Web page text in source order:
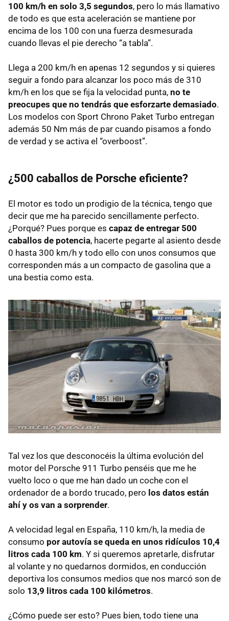
100 km/h en solo 3,5 segundos, pero lo más llamativo
de todo es que esta aceleración se mantiene por
encima de los 100 con una fuerza desmesurada
cuando llevas el pie derecho “a tabla”.
Llega a 200 km/h en apenas 12 segundos y si quieres
seguir a fondo para alcanzar los poco más de 310
km/h en los que se fija la velocidad punta, no te
preocupes que no tendrás que esforzarte demasiado.
Los modelos con Sport Chrono Paket Turbo entregan
además 50 Nm más de par cuando pisamos a fondo
de verdad y se activa el “overboost”.
¿500 caballos de Porsche eficiente?
El motor es todo un prodigio de la técnica, tengo que
decir que me ha parecido sencillamente perfecto.
¿Porqué? Pues porque es capaz de entregar 500
caballos de potencia, hacerte pegarte al asiento desde
0 hasta 300 km/h y todo ello con unos consumos que
corresponden más a un compacto de gasolina que a
una bestia como esta.
Tal vez los que desconocéis la última evolución del
motor del Porsche 911 Turbo penséis que me he
vuelto loco o que me han dado un coche con el
ordenador de a bordo trucado, pero los datos están
ahí y os van a sorprender.
A velocidad legal en España, 110 km/h, la media de
consumo por autovía se queda en unos ridículos 10,4
litros cada 100 km. Y si queremos apretarle, disfrutar
al volante y no quedarnos dormidos, en conducción
deportiva los consumos medios que nos marcó son de
solo 13,9 litros cada 100 kilómetros.
¿Cómo puede ser esto? Pues bien, todo tiene una